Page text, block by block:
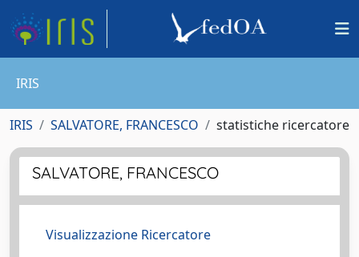
IRIS
IRIS SALVATORE, FRANCESCO statistiche ricercatore
SALVATORE, FRANCESCO
Visualizzazione Ricercatore